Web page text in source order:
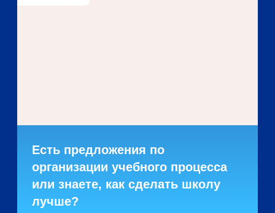
Есть предложения по
организации учебного процесса
или знаете, как сделать школу
лучше?